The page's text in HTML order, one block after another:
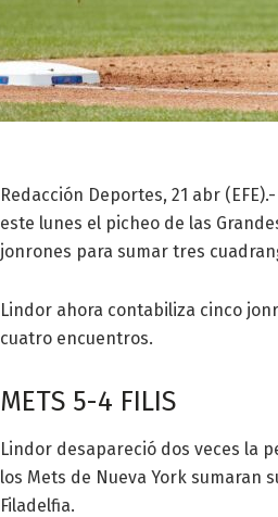
Redacción Deportes, 21 abr
este lunes el picheo de las
jonrones para sumar tres
Lindor ahora contabiliza cinco
cuatro encuentros.
METS 5-4 FILIS
Lindor desapareció dos veces la
los Mets de Nueva York sumaran
Filadelfia.